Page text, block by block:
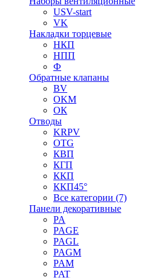
USV-start
VK
Накладки торцевые
НКП
НПП
Ф
Обратные клапаны
BV
OKM
ОК
Отводы
KRPV
OTG
КВП
КГП
ККП
ККП45°
Все категории (7)
Панели декоративные
PA
PAGE
PAGL
PAGM
PAM
PAT